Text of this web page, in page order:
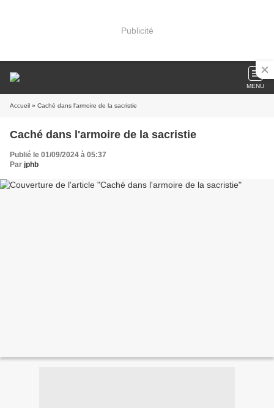
Publicité
MENU
Accueil » Caché dans l'armoire de la sacristie
Caché dans l'armoire de la sacristie
Publié le 01/09/2024 à 05:37
Par jphb